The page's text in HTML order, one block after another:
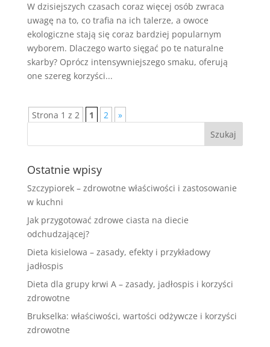
W dzisiejszych czasach coraz więcej osób zwraca
uwagę na to, co trafia na ich talerze, a owoce
ekologiczne stają się coraz bardziej popularnym
wyborem. Dlaczego warto sięgać po te naturalne
skarby? Oprócz intensywniejszego smaku, oferują
one szereg korzyści...
Strona 1 z 2 1 2 »
Ostatnie wpisy
Szczypiorek – zdrowotne właściwości i zastosowanie
w kuchni
Jak przygotować zdrowe ciasta na diecie
odchudzającej?
Dieta kisielowa – zasady, efekty i przykładowy
jadłospis
Dieta dla grupy krwi A – zasady, jadłospis i korzyści
zdrowotne
Brukselka: właściwości, wartości odżywcze i korzyści
zdrowotne